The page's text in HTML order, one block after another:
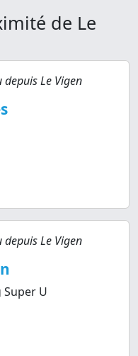
de Le
Le Vigen
Le Vigen
Super U